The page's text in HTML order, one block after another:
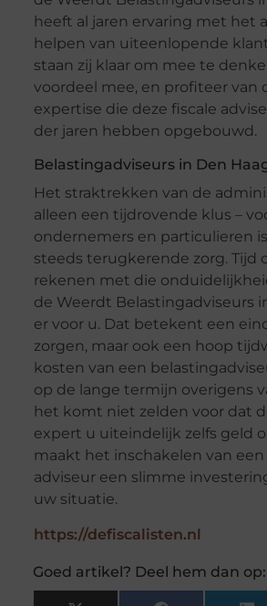
heeft al jaren ervaring met het
helpen van uiteenlopende
staan zij klaar om mee te
voordeel mee, en profiteer van
expertise die deze fiscale
der jaren hebben opgebouwd.
Belastingadviseurs in Den
Het straktrekken van de
alleen een tijdrovende klus –
ondernemers en particulieren
steeds terugkerende zorg. Tijd
rekenen met die
de Weerdt Belastingadviseurs
er voor u. Dat betekent een
zorgen, maar ook een hoop
kosten van een
op de lange termijn overigens
het komt niet zelden voor dat
expert u uiteindelijk zelfs geld
maakt het inschakelen van een
adviseur een slimme
uw situatie.
https://defiscalisten.nl
Goed artikel? Deel hem dan op: